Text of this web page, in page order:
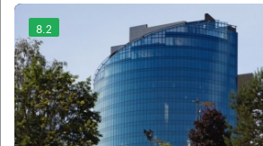
8.2